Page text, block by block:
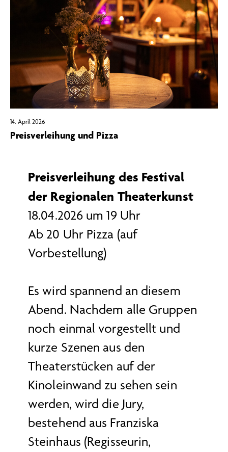
14. April 2026
Preisverleihung und Pizza
Preisverleihung des Festival
der Regionalen Theaterkunst
18.04.2026 um 19 Uhr
Ab 20 Uhr Pizza (auf
Vorbestellung)
Es wird spannend an diesem
Abend. Nachdem alle Gruppen
noch einmal vorgestellt und
kurze Szenen aus den
Theaterstücken auf der
Kinoleinwand zu sehen sein
werden, wird die Jury,
bestehend aus Franziska
Steinhaus (Regisseurin,